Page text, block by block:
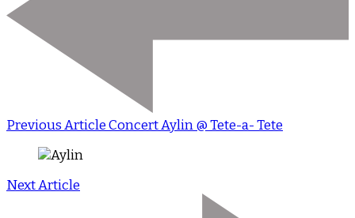
Previous ArticleConcert Aylin @ Tete-a- Tete
Next Article